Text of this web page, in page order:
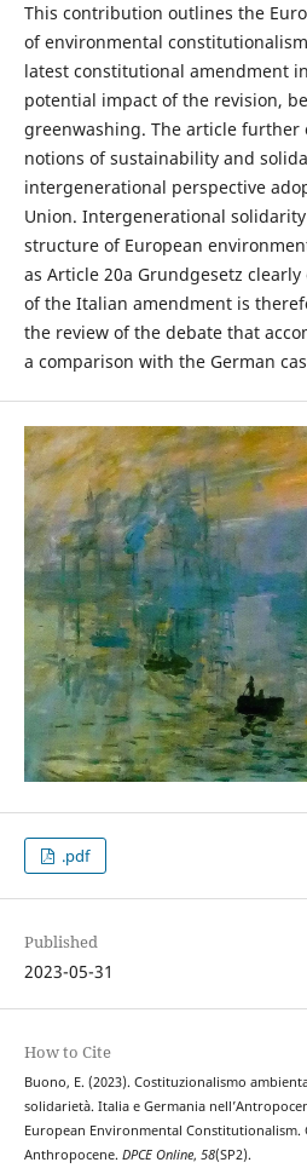
This contribution outlines the
of environmental
latest constitutional amendment
potential impact of the revision,
greenwashing. The article further
notions of sustainability and
intergenerational perspective
Union. Intergenerational
structure of European
as Article 20a Grundgesetz
of the Italian amendment is
the review of the debate that
a comparison with the German
.pdf
Published
2023-05-31
How to Cite
Buono, E. (2023). Costituzionalismo
solidarietà. Italia e Germania
European Environmental
Anthropocene. DPCE Online, 58(SP2).